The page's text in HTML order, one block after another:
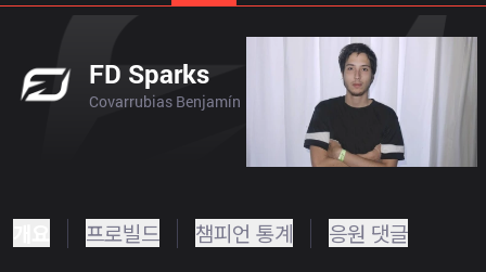
FD Sparks
Covarrubias Benjamín
프로빌드 챔피언 통계 응원 댓글